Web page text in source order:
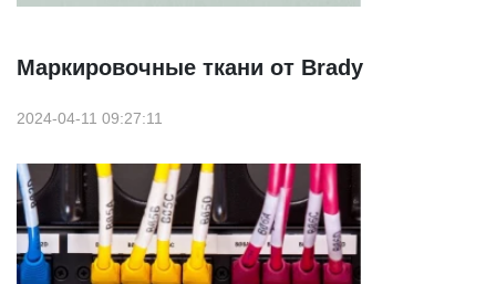
Маркировочные ткани от Brady
2024-04-11 09:27:11